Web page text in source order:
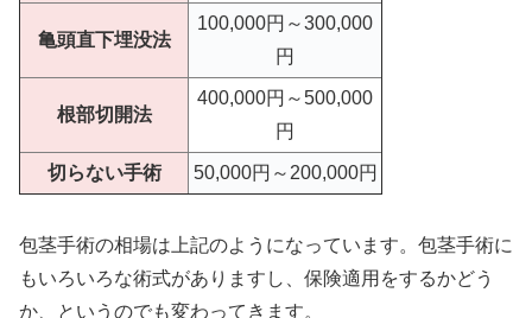
亀頭直下埋没法
100,000円～300,000
円
根部切開法
400,000円～500,000
円
切らない手術 50,000円～200,000円
包茎手術の相場は上記のようになっています。包茎手術に
もいろいろな術式がありますし、保険適用をするかどう
か、というのでも変わってきます。